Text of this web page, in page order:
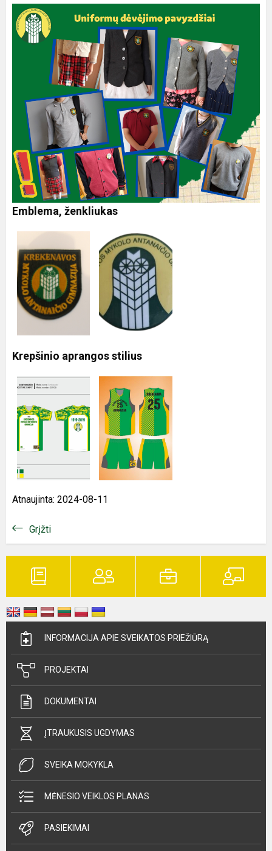
Emblema, ženkliukas
Krepšinio aprangos stilius
Atnaujinta: 2024-08-11
Grįžti
INFORMACIJA APIE SVEIKATOS PRIEŽIŪRĄ
PROJEKTAI
DOKUMENTAI
ĮTRAUKUSIS UGDYMAS
SVEIKA MOKYKLA
MĖNESIO VEIKLOS PLANAS
PASIEKIMAI